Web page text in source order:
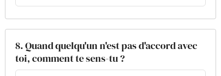
8. Quand quelqu'un n'est pas d'accord avec
toi, comment te sens-tu ?